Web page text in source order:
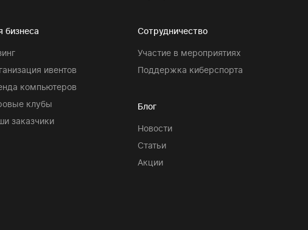
бизнеса
ивентов
компьютеров
клубы
заказчики
Сотрудничество
Участие в мероприятиях
Поддержка киберспорта
Блог
Новости
Статьи
Акции